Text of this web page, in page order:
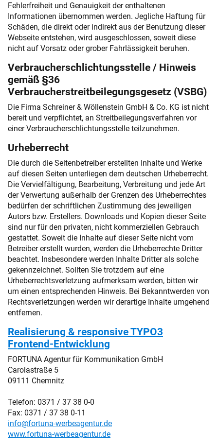
Fehlerfreiheit und Genauigkeit der enthaltenen
Informationen übernommen werden. Jegliche Haftung für
Schäden, die direkt oder indirekt aus der Benutzung dieser
Webseite entstehen, wird ausgeschlossen, soweit diese
nicht auf Vorsatz oder grober Fahrlässigkeit beruhen.
Verbraucherschlichtungsstelle / Hinweis
gemäß §36
Verbraucherstreitbeilegungsgesetz (VSBG)
Die Firma Schreiner & Wöllenstein GmbH & Co. KG ist nicht
bereit und verpflichtet, an Streitbeilegungsverfahren vor
einer Verbraucherschlichtungsstelle teilzunehmen.
Urheberrecht
Die durch die Seitenbetreiber erstellten Inhalte und Werke
auf diesen Seiten unterliegen dem deutschen Urheberrecht.
Die Vervielfältigung, Bearbeitung, Verbreitung und jede Art
der Verwertung außerhalb der Grenzen des Urheberrechtes
bedürfen der schriftlichen Zustimmung des jeweiligen
Autors bzw. Erstellers. Downloads und Kopien dieser Seite
sind nur für den privaten, nicht kommerziellen Gebrauch
gestattet. Soweit die Inhalte auf dieser Seite nicht vom
Betreiber erstellt wurden, werden die Urheberrechte Dritter
beachtet. Insbesondere werden Inhalte Dritter als solche
gekennzeichnet. Sollten Sie trotzdem auf eine
Urheberrechtsverletzung aufmerksam werden, bitten wir
um einen entsprechenden Hinweis. Bei Bekanntwerden von
Rechtsverletzungen werden wir derartige Inhalte umgehend
entfernen.
Realisierung & responsive TYPO3
Frontend-Entwicklung
FORTUNA Agentur für Kommunikation GmbH
Carolastraße 5
09111 Chemnitz
Telefon: 0371 / 37 38 0-0
Fax: 0371 / 37 38 0-11
info@fortuna-werbeagentur.de
www.fortuna-werbeagentur.de